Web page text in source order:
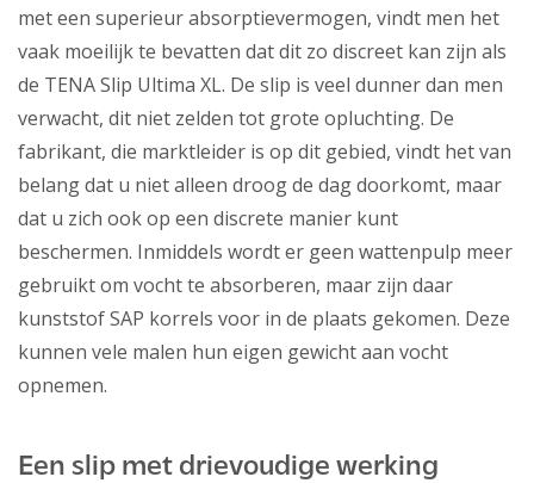
met een superieur absorptievermogen, vindt men het
vaak moeilijk te bevatten dat dit zo discreet kan zijn als
de TENA Slip Ultima XL. De slip is veel dunner dan men
verwacht, dit niet zelden tot grote opluchting. De
fabrikant, die marktleider is op dit gebied, vindt het van
belang dat u niet alleen droog de dag doorkomt, maar
dat u zich ook op een discrete manier kunt
beschermen. Inmiddels wordt er geen wattenpulp meer
gebruikt om vocht te absorberen, maar zijn daar
kunststof SAP korrels voor in de plaats gekomen. Deze
kunnen vele malen hun eigen gewicht aan vocht
opnemen.
Een slip met drievoudige werking